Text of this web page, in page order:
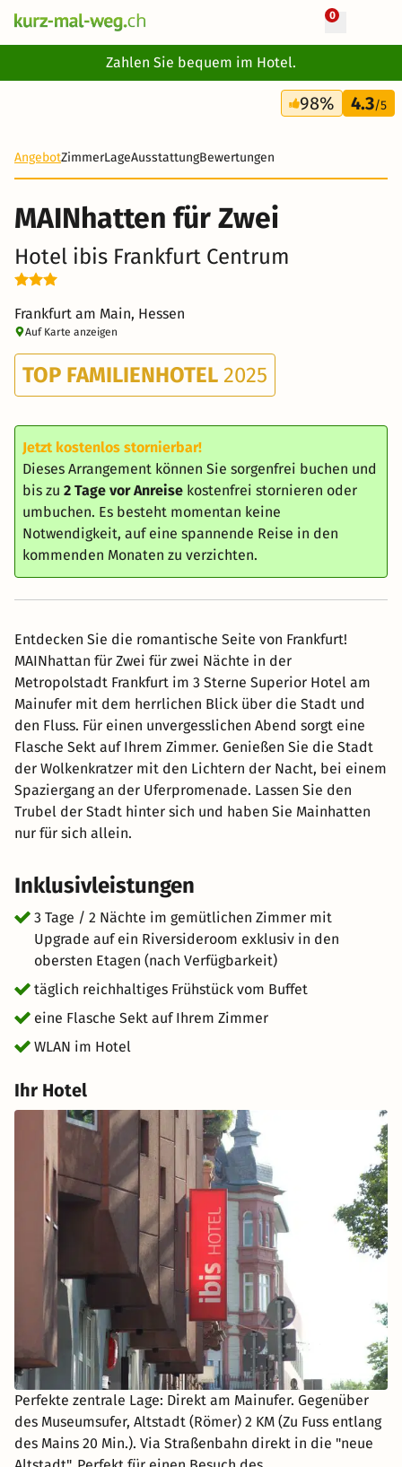
0
Zahlen Sie bequem im Hotel.
3 Tage
72 CHF
98% 4.3/5
AngebotZimmerLageAusstattungBewertungen
MAINhatten für Zwei
Hotel ibis Frankfurt Centrum
Frankfurt am Main, Hessen
Auf Karte anzeigen
TOP FAMILIENHOTEL 2025
Jetzt kostenlos stornierbar!
Dieses Arrangement können Sie sorgenfrei buchen und
bis zu 2 Tage vor Anreise kostenfrei stornieren oder
umbuchen. Es besteht momentan keine
Notwendigkeit, auf eine spannende Reise in den
kommenden Monaten zu verzichten.
Entdecken Sie die romantische Seite von Frankfurt!
MAINhattan für Zwei für zwei Nächte in der
Metropolstadt Frankfurt im 3 Sterne Superior Hotel am
Mainufer mit dem herrlichen Blick über die Stadt und
den Fluss. Für einen unvergesslichen Abend sorgt eine
Flasche Sekt auf Ihrem Zimmer. Genießen Sie die Stadt
der Wolkenkratzer mit den Lichtern der Nacht, bei einem
Spaziergang an der Uferpromenade. Lassen Sie den
Trubel der Stadt hinter sich und haben Sie Mainhatten
nur für sich allein.
Inklusivleistungen
3 Tage / 2 Nächte im gemütlichen Zimmer mit
Upgrade auf ein Riversideroom exklusiv in den
obersten Etagen (nach Verfügbarkeit)
täglich reichhaltiges Frühstück vom Buffet
eine Flasche Sekt auf Ihrem Zimmer
WLAN im Hotel
Ihr Hotel
Perfekte zentrale Lage: Direkt am Mainufer. Gegenüber
des Museumsufer, Altstadt (Römer) 2 KM (Zu Fuss entlang
des Mains 20 Min.). Via Straßenbahn direkt in die "neue